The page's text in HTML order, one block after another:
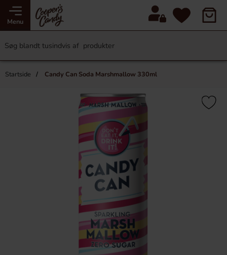
Menu
Startside Candy Can Soda Marshmallow 330ml